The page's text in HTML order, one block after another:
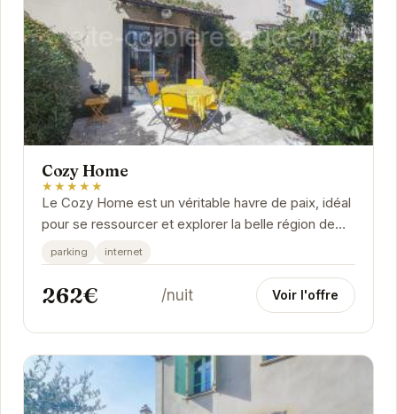
Cozy Home
★★★★★
Le Cozy Home est un véritable havre de paix, idéal
pour se ressourcer et explorer la belle région de
Saint-Laurent-de-la-Cabrerisse. Avec son...
parking internet
262€ /nuit Voir l'offre